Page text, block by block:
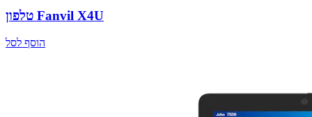
טלפון Fanvil X4U
הוסף לסל